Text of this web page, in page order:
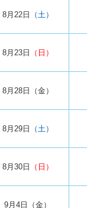
8月22日 （土）
8月23日 （日）
8月28日 （金）
8月29日 （土）
8月30日 （日）
9月4日 （金）